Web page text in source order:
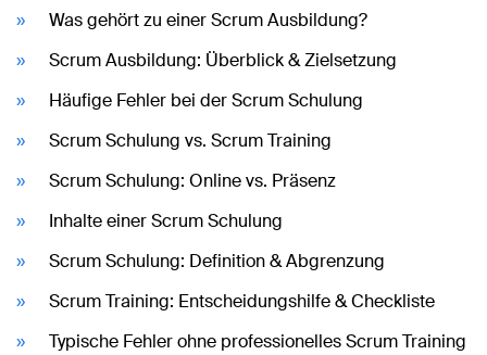
Was gehört zu einer Scrum Ausbildung?
Scrum Ausbildung: Überblick & Zielsetzung
Häufige Fehler bei der Scrum Schulung
Scrum Schulung vs. Scrum Training
Scrum Schulung: Online vs. Präsenz
Inhalte einer Scrum Schulung
Scrum Schulung: Definition & Abgrenzung
Scrum Training: Entscheidungshilfe & Checkliste
Typische Fehler ohne professionelles Scrum Training